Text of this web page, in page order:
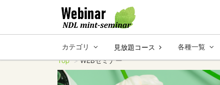
カテゴリ 見放題コース
各種一覧
Top
WEBセミナー